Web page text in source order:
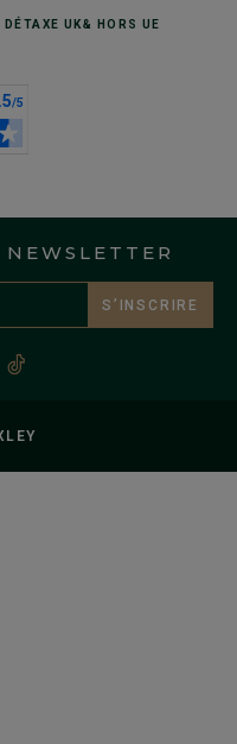
DÉTAXE UK& HORS UE
S’INSCRIRE